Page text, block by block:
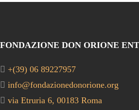
FONDAZIONE DON ORIONE
+(39) 06 89227957
info@fondazionedonorione.org
via Etruria 6, 00183 Roma